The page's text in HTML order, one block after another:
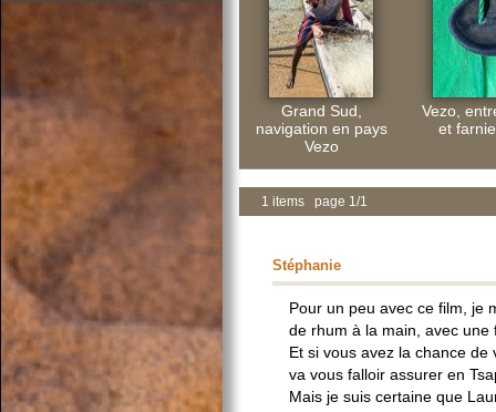
Grand Sud,
navigation en pays
Vezo
Vezo,
et
1 items page 1/1
Stéphanie
Pour un peu avec ce film, je
de rhum à la main, avec
Et si vous avez la chance
va vous falloir assurer en
Mais je suis certaine que